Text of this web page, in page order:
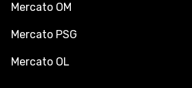
Mercato OM
Mercato PSG
Mercato OL